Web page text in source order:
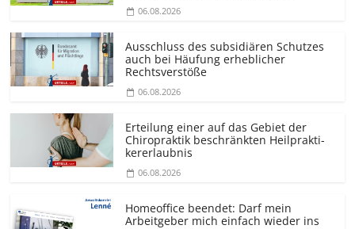
06.08.2026
Ausschluss des subsidiären Schutzes
auch bei Häufung erheblicher
Rechtsverstöße
06.08.2026
Erteilung einer auf das Gebiet der
Chiropraktik beschränkten Heilprakti­
kererlaubnis
06.08.2026
Homeoffice beendet: Darf mein
Arbeitgeber mich einfach wieder ins